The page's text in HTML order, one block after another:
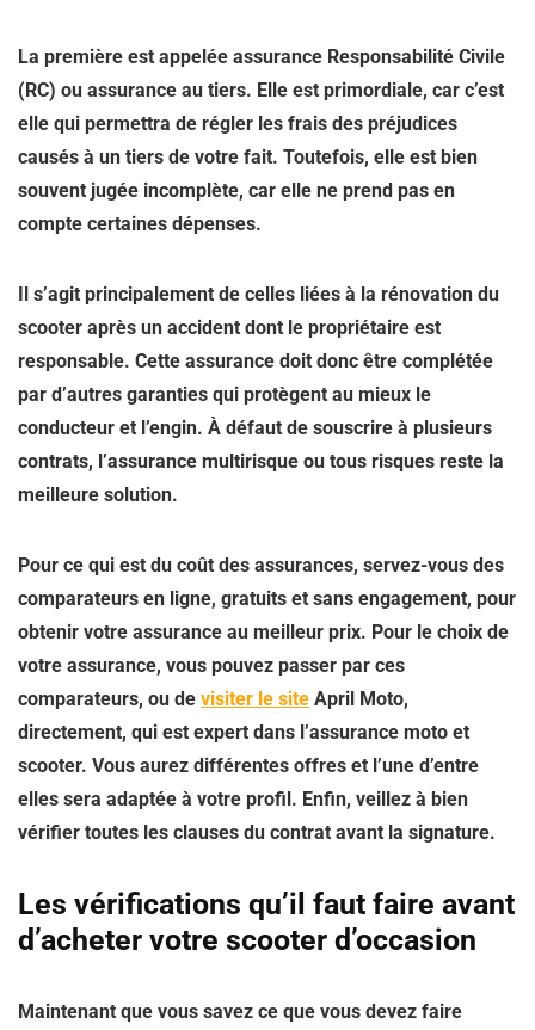
La première est appelée assurance Responsabilité Civile
(RC) ou assurance au tiers. Elle est primordiale, car c’est
elle qui permettra de régler les frais des préjudices
causés à un tiers de votre fait. Toutefois, elle est bien
souvent jugée incomplète, car elle ne prend pas en
compte certaines dépenses.
Il s’agit principalement de celles liées à la rénovation du
scooter après un accident dont le propriétaire est
responsable. Cette assurance doit donc être complétée
par d’autres garanties qui protègent au mieux le
conducteur et l’engin. À défaut de souscrire à plusieurs
contrats, l’assurance multirisque ou tous risques reste la
meilleure solution.
Pour ce qui est du coût des assurances, servez-vous des
comparateurs en ligne, gratuits et sans engagement, pour
obtenir votre assurance au meilleur prix. Pour le choix de
votre assurance, vous pouvez passer par ces
comparateurs, ou de visiter le site April Moto,
directement, qui est expert dans l’assurance moto et
scooter. Vous aurez différentes offres et l’une d’entre
elles sera adaptée à votre profil. Enfin, veillez à bien
vérifier toutes les clauses du contrat avant la signature.
Les vérifications qu’il faut faire avant
d’acheter votre scooter d’occasion
Maintenant que vous savez ce que vous devez faire